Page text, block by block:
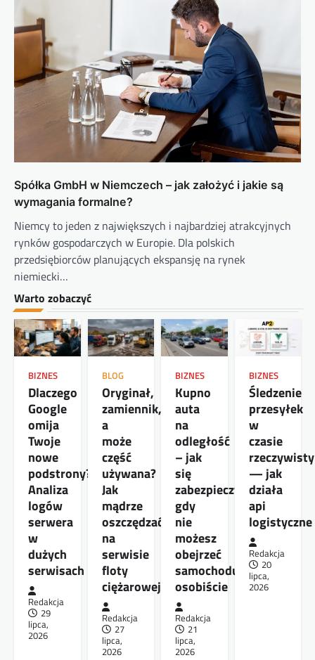
Spółka GmbH w Niemczech – jak założyć i jakie są
wymagania formalne?
Niemcy to jeden z największych i najbardziej atrakcyjnych
rynków gospodarczych w Europie. Dla polskich
przedsiębiorców planujących ekspansję na rynek
niemiecki…
Warto zobaczyć
BIZNES
Dlaczego
Google
omija
Twoje
nowe
podstrony?
Analiza
logów
serwera
w
dużych
serwisach
Redakcja
29
lipca,
2026
BLOG
Oryginał,
zamiennik,
a
może
część
używana?
Jak
mądrze
oszczędzać
na
serwisie
floty
ciężarowej
Redakcja
27
lipca,
2026
BIZNES
Kupno
auta
na
odległość
– jak
się
zabezpieczyć,
gdy
nie
możesz
obejrzeć
samochodu
osobiście
Redakcja
21
lipca,
2026
BIZNES
Śledzenie
przesyłek
w
czasie
— jak
działa
api
logistyczne
Redakcja
20
lipca,
2026